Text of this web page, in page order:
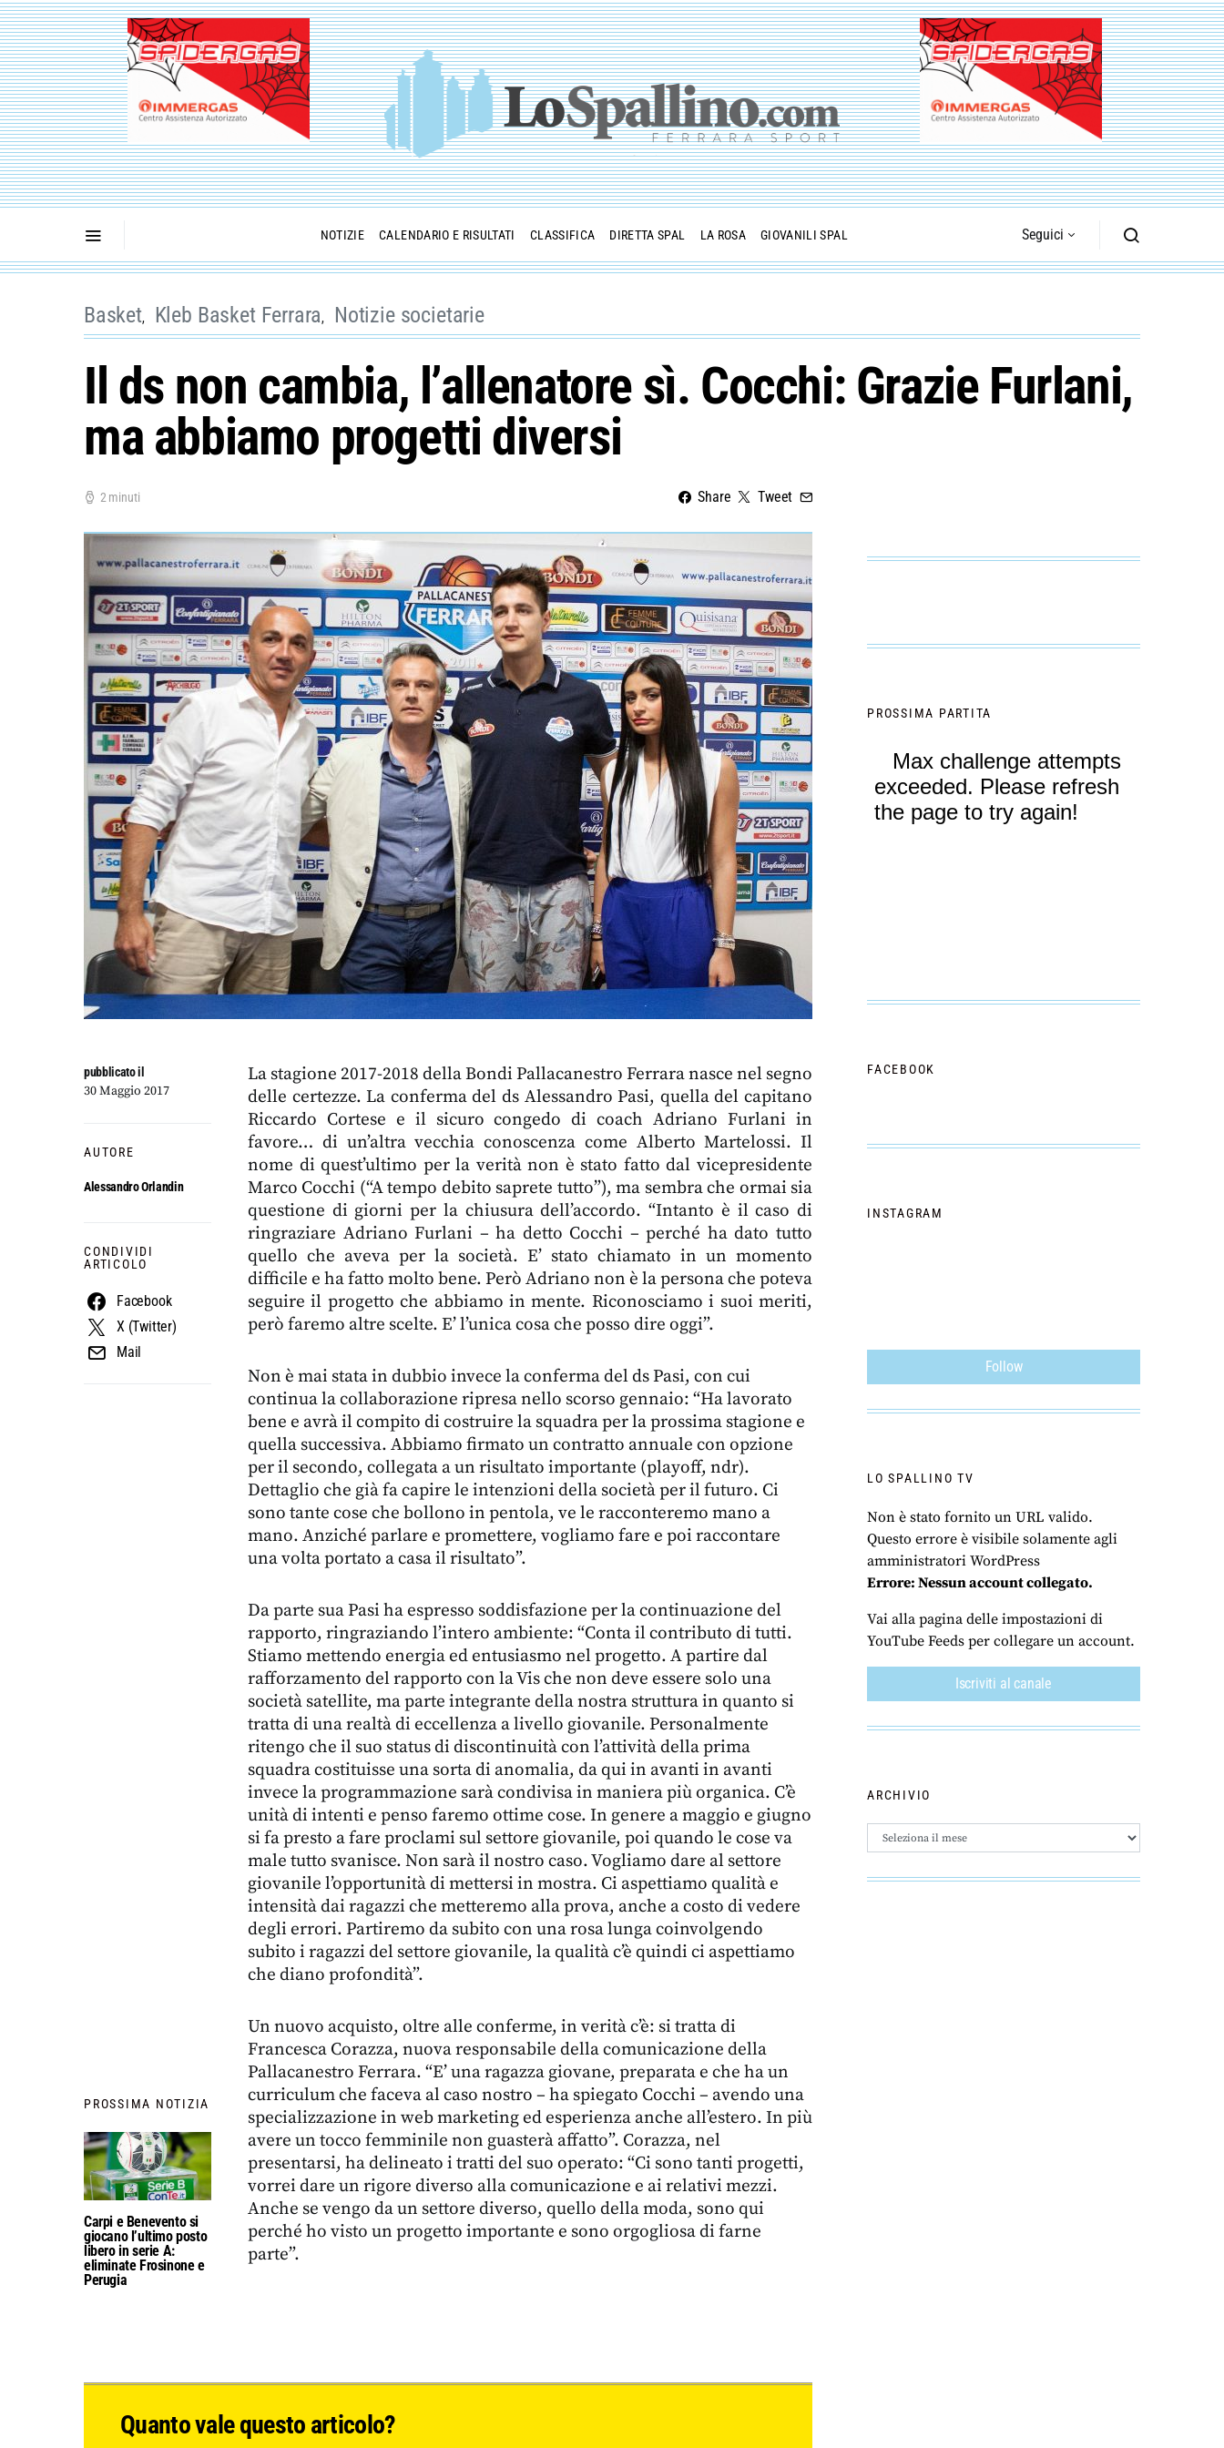
NOTIZIE CALENDARIO E RISULTATI CLASSIFICA DIRETTA SPAL LA ROSA GIOVANILI SPAL Seguici
Basket Kleb Basket Ferrara Notizie societarie
Il ds non cambia, l’allenatore sì. Cocchi: Grazie Furlani,
ma abbiamo progetti diversi
2 minuti Share Tweet
PROSSIMA NOTIZIA
Carpi e Benevento si
giocano l’ultimo posto
libero in serie A:
eliminate Frosinone e
Perugia
pubblicato il
30 Maggio 2017
AUTORE
Alessandro Orlandin
CONDIVIDI
ARTICOLO
Facebook
X (Twitter)
Mail
La stagione 2017-2018 della Bondi Pallacanestro Ferrara nasce nel segno
delle certezze. La conferma del ds Alessandro Pasi, quella del capitano
Riccardo Cortese e il sicuro congedo di coach Adriano Furlani in
favore… di un’altra vecchia conoscenza come Alberto Martelossi. Il
nome di quest’ultimo per la verità non è stato fatto dal vicepresidente
Marco Cocchi (“A tempo debito saprete tutto”), ma sembra che ormai sia
questione di giorni per la chiusura dell’accordo. “Intanto è il caso di
ringraziare Adriano Furlani – ha detto Cocchi – perché ha dato tutto
quello che aveva per la società. E’ stato chiamato in un momento
difficile e ha fatto molto bene. Però Adriano non è la persona che poteva
seguire il progetto che abbiamo in mente. Riconosciamo i suoi meriti,
però faremo altre scelte. E’ l’unica cosa che posso dire oggi”.
Non è mai stata in dubbio invece la conferma del ds Pasi, con cui
continua la collaborazione ripresa nello scorso gennaio: “Ha lavorato
bene e avrà il compito di costruire la squadra per la prossima stagione e
quella successiva. Abbiamo firmato un contratto annuale con opzione
per il secondo, collegata a un risultato importante (playoff, ndr).
Dettaglio che già fa capire le intenzioni della società per il futuro. Ci
sono tante cose che bollono in pentola, ve le racconteremo mano a
mano. Anziché parlare e promettere, vogliamo fare e poi raccontare
una volta portato a casa il risultato”.
Da parte sua Pasi ha espresso soddisfazione per la continuazione del
rapporto, ringraziando l’intero ambiente: “Conta il contributo di tutti.
Stiamo mettendo energia ed entusiasmo nel progetto. A partire dal
rafforzamento del rapporto con la Vis che non deve essere solo una
società satellite, ma parte integrante della nostra struttura in quanto si
tratta di una realtà di eccellenza a livello giovanile. Personalmente
ritengo che il suo status di discontinuità con l’attività della prima
squadra costituisse una sorta di anomalia, da qui in avanti in avanti
invece la programmazione sarà condivisa in maniera più organica. C’è
unità di intenti e penso faremo ottime cose. In genere a maggio e giugno
si fa presto a fare proclami sul settore giovanile, poi quando le cose va
male tutto svanisce. Non sarà il nostro caso. Vogliamo dare al settore
giovanile l’opportunità di mettersi in mostra. Ci aspettiamo qualità e
intensità dai ragazzi che metteremo alla prova, anche a costo di vedere
degli errori. Partiremo da subito con una rosa lunga coinvolgendo
subito i ragazzi del settore giovanile, la qualità c’è quindi ci aspettiamo
che diano profondità”.
Un nuovo acquisto, oltre alle conferme, in verità c’è: si tratta di
Francesca Corazza, nuova responsabile della comunicazione della
Pallacanestro Ferrara. “E’ una ragazza giovane, preparata e che ha un
curriculum che faceva al caso nostro – ha spiegato Cocchi – avendo una
specializzazione in web marketing ed esperienza anche all’estero. In più
avere un tocco femminile non guasterà affatto”. Corazza, nel
presentarsi, ha delineato i tratti del suo operato: “Ci sono tanti progetti,
vorrei dare un rigore diverso alla comunicazione e ai relativi mezzi.
Anche se vengo da un settore diverso, quello della moda, sono qui
perché ho visto un progetto importante e sono orgogliosa di farne
parte”.
Quanto vale questo articolo?
PROSSIMA PARTITA
FACEBOOK
INSTAGRAM
Follow
LO SPALLINO TV
Non è stato fornito un URL valido.
Questo errore è visibile solamente agli
amministratori WordPress
Errore: Nessun account collegato.
Vai alla pagina delle impostazioni di
YouTube Feeds per collegare un account.
Iscriviti al canale
ARCHIVIO
Archivio